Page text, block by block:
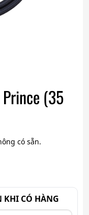
(35
có sẵn.
CÓ HÀNG